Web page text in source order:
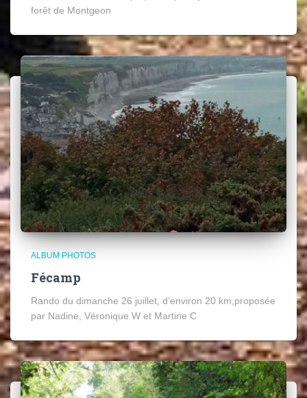
forêt de Montgeon
ALBUM PHOTOS
Fécamp
Rando du dimanche 26 juillet, d’environ 20 km,proposée
par Nadine, Véronique W et Martine C